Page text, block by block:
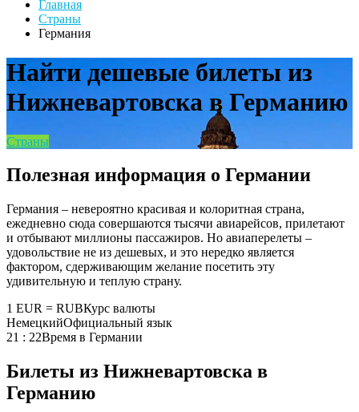
Главная
Страны
Германия
Найти дешевые билеты из
Нижневартовска в Германию
Страны
Полезная информация о Германии
Германия – невероятно красивая и колоритная страна,
ежедневно сюда совершаются тысячи авиарейсов, прилетают
и отбывают миллионы пассажиров. Но авиаперелеты –
удовольствие не из дешевых, и это нередко является
фактором, сдерживающим желание посетить эту
удивительную и теплую страну.
1 EUR = RUBКурс валюты
НемецкийОфициальный язык
21 : 22Время в Германии
Билеты из Нижневартовска в
Германию